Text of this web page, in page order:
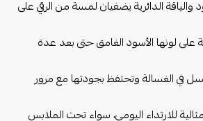
والياقة الدائرية يضفيان لمسة من الرقي على
على لونها الأسود الغامق حتى بعد عدة
في الغسالة وتحتفظ بجودتها مع مرور
مثالية للارتداء اليومي، سواء تحت الملابس